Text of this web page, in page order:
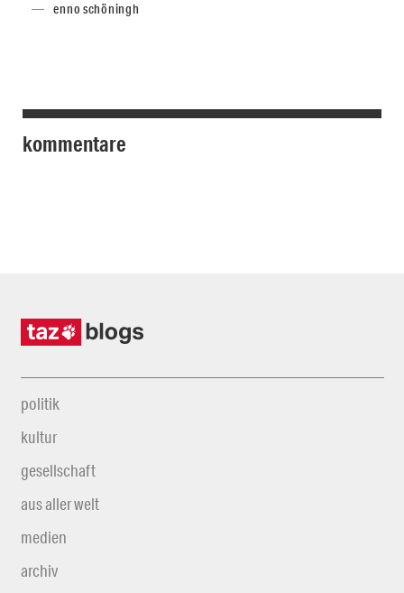
enno schöningh
kommentare
politik
kultur
gesellschaft
aus aller welt
medien
archiv